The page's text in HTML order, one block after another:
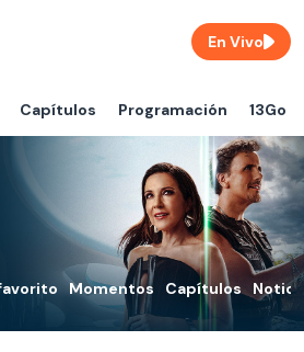
Capítulos Programación 13Go
En Vivo
Momentos Capítulos